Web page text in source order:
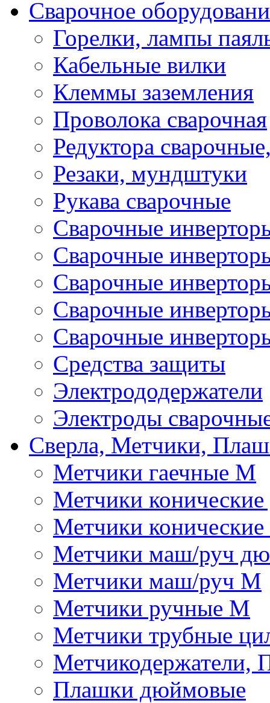
Сварочное
Горелки, лампы
Кабельные вилки
Клеммы заземления
Проволока сварочная
Редуктора
Резаки, мундштуки
Рукава сварочные
Сварочные
Сварочные
Сварочные
Сварочные
Сварочные
Средства защиты
Электрододержатели
Электроды
Сверла, Метчики,
Метчики гаечные М
Метчики
Метчики
Метчики маш/руч
Метчики маш/руч М
Метчики ручные М
Метчики трубные
Метчикодержатели,
Плашки дюймовые